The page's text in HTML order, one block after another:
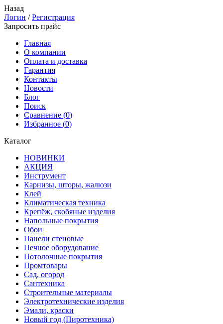
Назад
Логин /Регистрация
Запросить прайс
Главная
О компании
Оплата и доставка
Гарантия
Контакты
Новости
Блог
Поиск
Сравнение (0)
Избранное (0)
Каталог
НОВИНКИ
АКЦИЯ
Инструмент
Карнизы, шторы, жалюзи
Клей
Климатическая техника
Крепёж, скобяные изделия
Напольные покрытия
Обои
Панели стеновые
Печное оборудование
Потолочные покрытия
Промтовары
Сад, огород
Сантехника
Строительные материалы
Электротехнические изделия
Эмали, краски
Новый год (Пиротехника)